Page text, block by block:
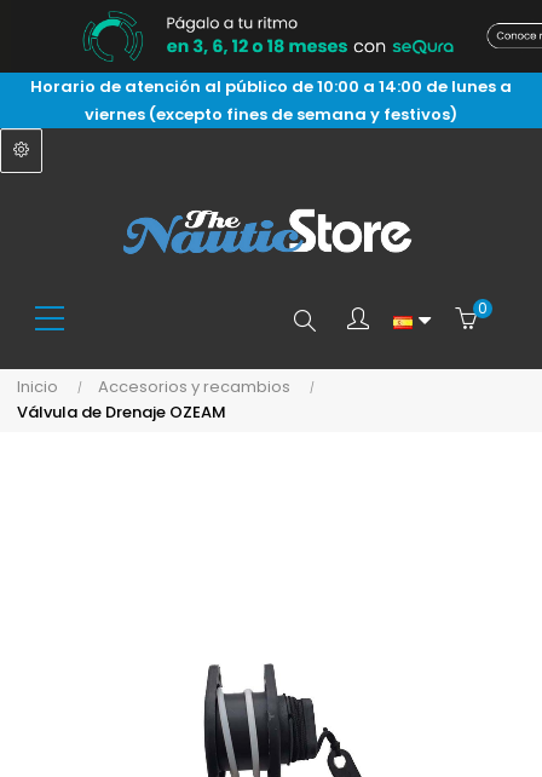
Horario de atención al público de 10:00 a 14:00 de lunes a
viernes (excepto fines de semana y festivos)
Buscar 0
Inicio
Accesorios y recambios
Válvula de Drenaje OZEAM